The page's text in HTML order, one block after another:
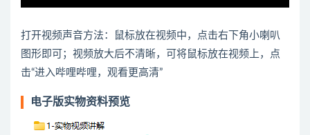
打开视频声音方法：鼠标放在视频中，点击右下角小喇叭
图形即可；视频放大后不清晰，可将鼠标放在视频上，点
击“进入哔哩哔哩，观看更高清”
电子版实物资料预览